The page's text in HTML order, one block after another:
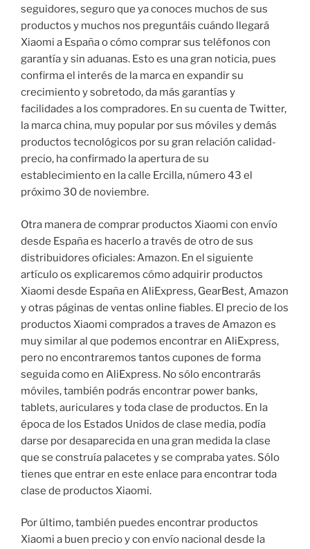
seguidores, seguro que ya conoces muchos de sus
productos y muchos nos preguntáis cuándo llegará
Xiaomi a España o cómo comprar sus teléfonos con
garantía y sin aduanas. Esto es una gran noticia, pues
confirma el interés de la marca en expandir su
crecimiento y sobretodo, da más garantías y
facilidades a los compradores. En su cuenta de Twitter,
la marca china, muy popular por sus móviles y demás
productos tecnológicos por su gran relación calidad-
precio, ha confirmado la apertura de su
establecimiento en la calle Ercilla, número 43 el
próximo 30 de noviembre.
Otra manera de comprar productos Xiaomi con envío
desde España es hacerlo a través de otro de sus
distribuidores oficiales: Amazon. En el siguiente
artículo os explicaremos cómo adquirir productos
Xiaomi desde España en AliExpress, GearBest, Amazon
y otras páginas de ventas online fiables. El precio de los
productos Xiaomi comprados a traves de Amazon es
muy similar al que podemos encontrar en AliExpress,
pero no encontraremos tantos cupones de forma
seguida como en AliExpress. No sólo encontrarás
móviles, también podrás encontrar power banks,
tablets, auriculares y toda clase de productos. En la
época de los Estados Unidos de clase media, podía
darse por desaparecida en una gran medida la clase
que se construía palacetes y se compraba yates. Sólo
tienes que entrar en este enlace para encontrar toda
clase de productos Xiaomi.
Por último, también puedes encontrar productos
Xiaomi a buen precio y con envío nacional desde la